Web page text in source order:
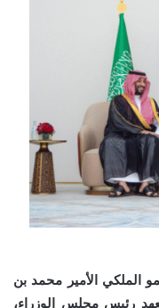
الملكي الأمير محمد بن
رئيس مجلس الوزراء،